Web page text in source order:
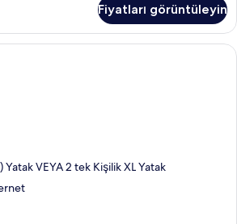
Fiyatları görüntüleyin
Resort View Room | Minibar, odada
VEYA 2 tek Kişilik XL Yatak